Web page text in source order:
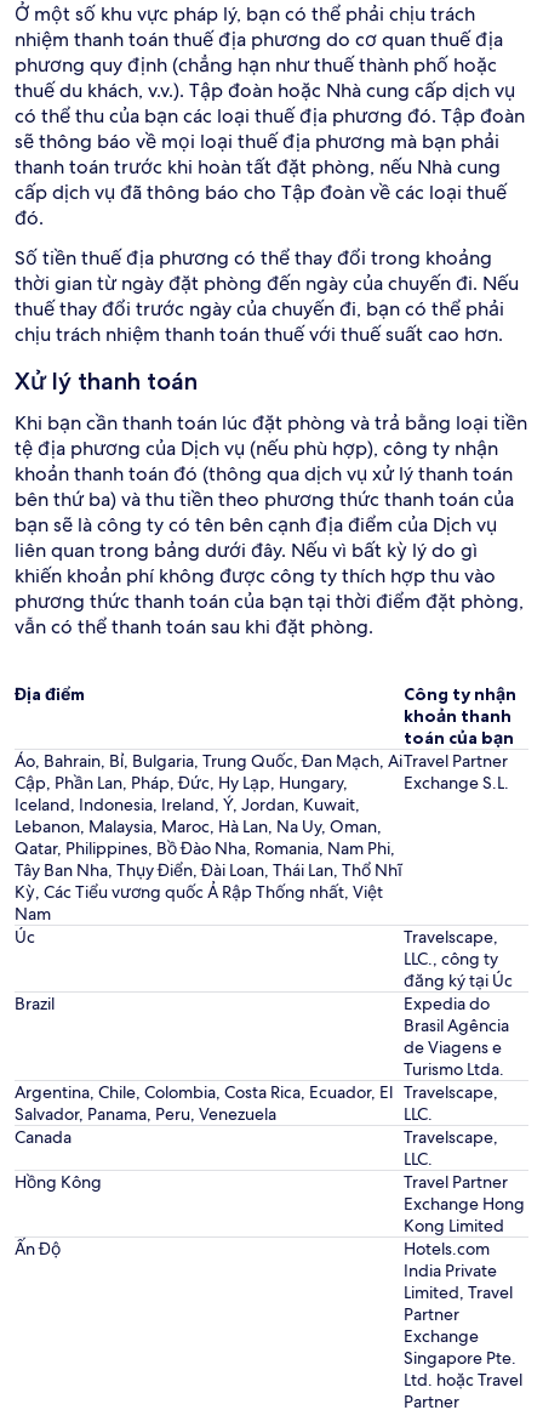
Ở một số khu vực pháp lý, bạn có thể phải chịu trách
nhiệm thanh toán thuế địa phương do cơ quan thuế địa
phương quy định (chẳng hạn như thuế thành phố hoặc
thuế du khách, v.v.). Tập đoàn hoặc Nhà cung cấp dịch vụ
có thể thu của bạn các loại thuế địa phương đó. Tập đoàn
sẽ thông báo về mọi loại thuế địa phương mà bạn phải
thanh toán trước khi hoàn tất đặt phòng, nếu Nhà cung
cấp dịch vụ đã thông báo cho Tập đoàn về các loại thuế
đó.
Số tiền thuế địa phương có thể thay đổi trong khoảng
thời gian từ ngày đặt phòng đến ngày của chuyến đi. Nếu
thuế thay đổi trước ngày của chuyến đi, bạn có thể phải
chịu trách nhiệm thanh toán thuế với thuế suất cao hơn.
Xử lý thanh toán
Khi bạn cần thanh toán lúc đặt phòng và trả bằng loại tiền
tệ địa phương của Dịch vụ (nếu phù hợp), công ty nhận
khoản thanh toán đó (thông qua dịch vụ xử lý thanh toán
bên thứ ba) và thu tiền theo phương thức thanh toán của
bạn sẽ là công ty có tên bên cạnh địa điểm của Dịch vụ
liên quan trong bảng dưới đây. Nếu vì bất kỳ lý do gì
khiến khoản phí không được công ty thích hợp thu vào
phương thức thanh toán của bạn tại thời điểm đặt phòng,
vẫn có thể thanh toán sau khi đặt phòng.
Địa điểm
Công ty nhận
khoản thanh
toán của bạn
Áo, Bahrain, Bỉ, Bulgaria, Trung Quốc, Đan Mạch, Ai
Cập, Phần Lan, Pháp, Đức, Hy Lạp, Hungary,
Iceland, Indonesia, Ireland, Ý, Jordan, Kuwait,
Lebanon, Malaysia, Maroc, Hà Lan, Na Uy, Oman,
Qatar, Philippines, Bồ Đào Nha, Romania, Nam Phi,
Tây Ban Nha, Thụy Điển, Đài Loan, Thái Lan, Thổ Nhĩ
Kỳ, Các Tiểu vương quốc Ả Rập Thống nhất, Việt
Nam
Travel Partner
Exchange S.L.
Úc
Travelscape,
LLC., công ty
đăng ký tại Úc
Brazil
Expedia do
Brasil Agência
de Viagens e
Turismo Ltda.
Argentina, Chile, Colombia, Costa Rica, Ecuador, El
Salvador, Panama, Peru, Venezuela
Travelscape,
LLC.
Canada
Travelscape,
LLC.
Hồng Kông
Travel Partner
Exchange Hong
Kong Limited
Ấn Độ
Hotels.com
India Private
Limited, Travel
Partner
Exchange
Singapore Pte.
Ltd. hoặc Travel
Partner